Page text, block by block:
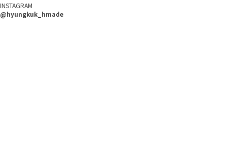
INSTAGRAM
@hyungkuk_hmade